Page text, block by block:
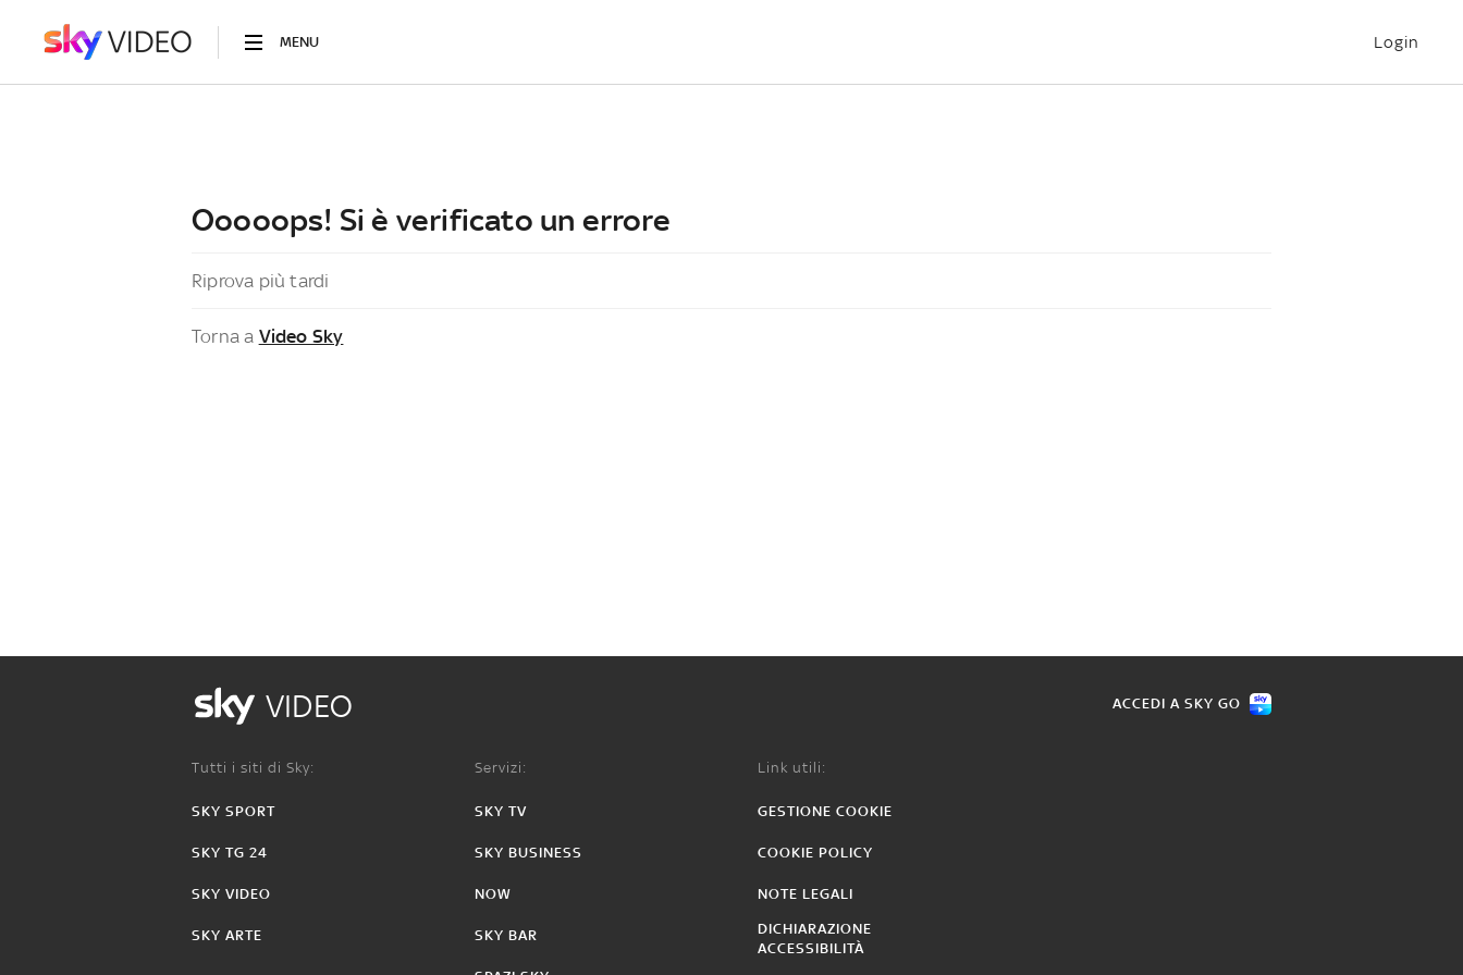
MENU Login
Ooooops! Si è verificato un errore
Riprova più tardi
Torna a Video Sky
VIDEO ACCEDI A SKY GO
Tutti i siti di Sky:
SKY SPORT
SKY TG 24
SKY VIDEO
SKY ARTE
Servizi:
SKY TV
SKY BUSINESS
NOW
SKY BAR
Link utili:
GESTIONE COOKIE
COOKIE POLICY
NOTE LEGALI
DICHIARAZIONE
ACCESSIBILITÀ